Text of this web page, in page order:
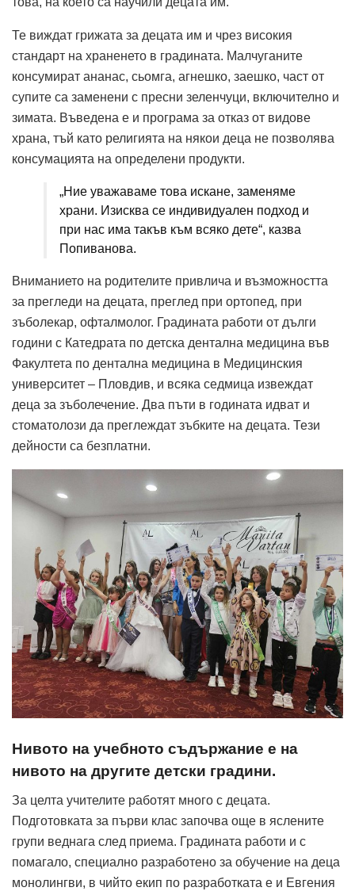
Те виждат грижата за децата им и чрез високия
стандарт на храненето в градината. Малчуганите
консумират ананас, сьомга, агнешко, заешко, част от
супите са заменени с пресни зеленчуци, включително и
зимата. Въведена е и програма за отказ от видове
храна, тъй като религията на някои деца не позволява
консумацията на определени продукти.
„Ние уважаваме това искане, заменяме
храни. Изисква се индивидуален подход и
при нас има такъв към всяко дете“, казва
Попиванова.
Вниманието на родителите привлича и възможността
за прегледи на децата, преглед при ортопед, при
зъболекар, офталмолог. Градината работи от дълги
години с Катедрата по детска дентална медицина във
Факултета по дентална медицина в Медицинския
университет – Пловдив, и всяка седмица извеждат
деца за зъболечение. Два пъти в годината идват и
стоматолози да преглеждат зъбките на децата. Тези
дейности са безплатни.
Нивото на учебното съдържание е на
нивото на другите детски градини.
За целта учителите работят много с децата.
Подготовката за първи клас започва още в яслените
групи веднага след приема. Градината работи и с
помагало, специално разработено за обучение на деца
монолингви, в чийто екип по разработката е и Евгения